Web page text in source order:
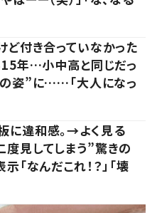
ど付き合っていなかった
15年…小中高と同じだっ
姿”に……「大人になっ
に違和感。→よく見る
見してしまう”驚きの
「なんだこれ！？」「壊